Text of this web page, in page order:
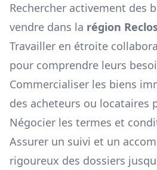
Rechercher activement des
vendre dans la région
Travailler en étroite
pour comprendre leurs
Commercialiser les biens
des acheteurs ou locataires
Négocier les termes et
Assurer un suivi et un
rigoureux des dossiers